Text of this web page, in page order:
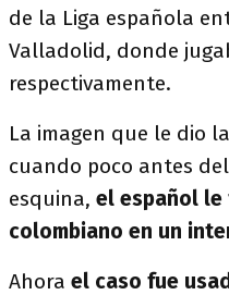
de la Liga española
Valladolid, donde
respectivamente.
La imagen que le dio
cuando poco antes
esquina, el español
colombiano en un
Ahora el caso fue